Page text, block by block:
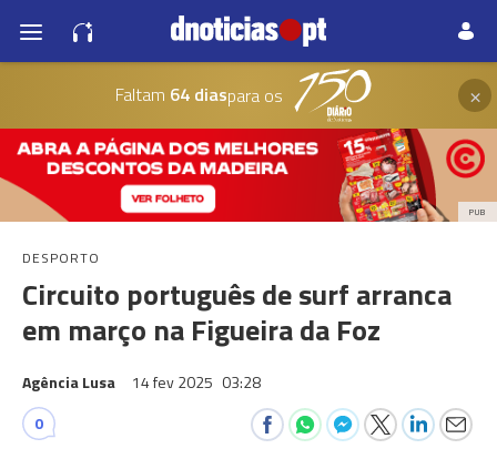
Faltam 64 diaspara os ×
PUB
DESPORTO
Circuito português de surf arranca
em março na Figueira da Foz
Agência Lusa 14 fev 2025 03:28
0